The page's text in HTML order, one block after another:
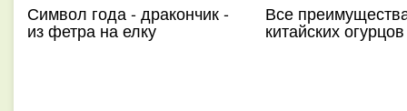
Символ года - дракончик -
из фетра на елку
Все
китайских огурцов